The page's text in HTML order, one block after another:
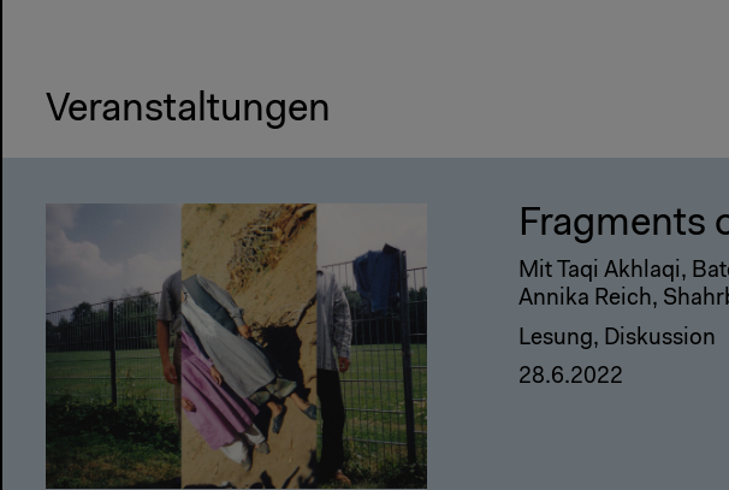
Veranstaltungen
Fragments
Mit Taqi Akhlaqi,
Annika Reich,
Lesung, Diskussion
28.6.2022